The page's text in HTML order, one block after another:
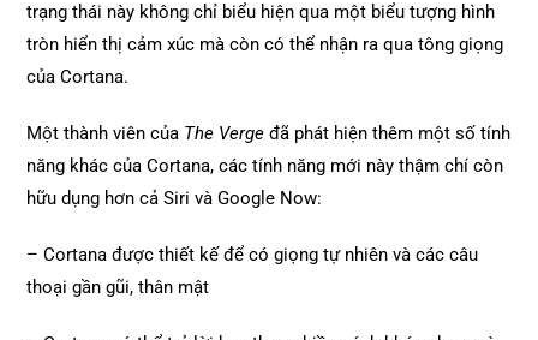
trạng thái này không chỉ biểu hiện qua một biểu tượng hình
tròn hiển thị cảm xúc mà còn có thể nhận ra qua tông giọng
của Cortana.
Một thành viên của The Vergeđã phát hiện thêm một số tính
năng khác của Cortana, các tính năng mới này thậm chí còn
hữu dụng hơn cả Siri và Google Now:
– Cortana được thiết kế để có giọng tự nhiên và các câu
thoại gần gũi, thân mật